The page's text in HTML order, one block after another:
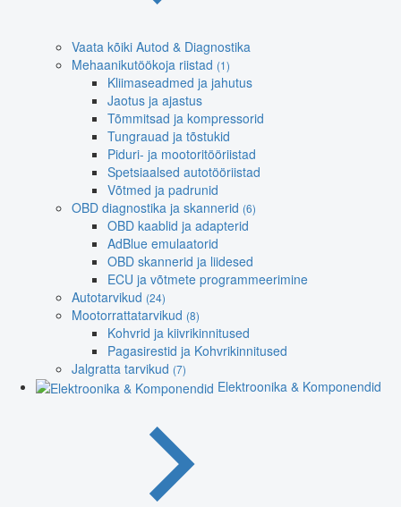
Vaata kõiki Autod & Diagnostika
Mehaanikutöökoja riistad (1)
Kliimaseadmed ja jahutus
Jaotus ja ajastus
Tõmmitsad ja kompressorid
Tungrauad ja tõstukid
Piduri- ja mootoritööriistad
Spetsiaalsed autotööriistad
Võtmed ja padrunid
OBD diagnostika ja skannerid (6)
OBD kaablid ja adapterid
AdBlue emulaatorid
OBD skannerid ja liidesed
ECU ja võtmete programmeerimine
Autotarvikud (24)
Mootorrattatarvikud (8)
Kohvrid ja kiivrikinnitused
Pagasirestid ja Kohvrikinnitused
Jalgratta tarvikud (7)
Elektroonika & Komponendid